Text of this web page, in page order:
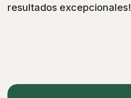
resultados excepcionales!